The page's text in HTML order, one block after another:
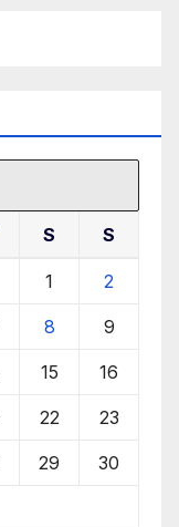
S S
1 2
8 9
15 16
22 23
29 30